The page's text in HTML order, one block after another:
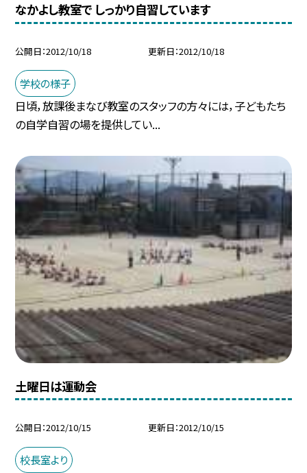
なかよし教室で しっかり自習しています
公開日 2012/10/18 更新日 2012/10/18
学校の様子
日頃，放課後まなび教室のスタッフの方々には，子どもたち
の自学自習の場を提供してい...
土曜日は運動会
公開日 2012/10/15 更新日 2012/10/15
校長室より